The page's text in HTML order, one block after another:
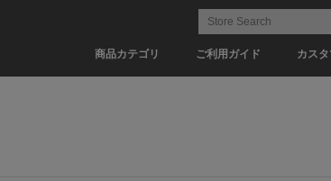
商品カテゴリ ご利用ガイド カス